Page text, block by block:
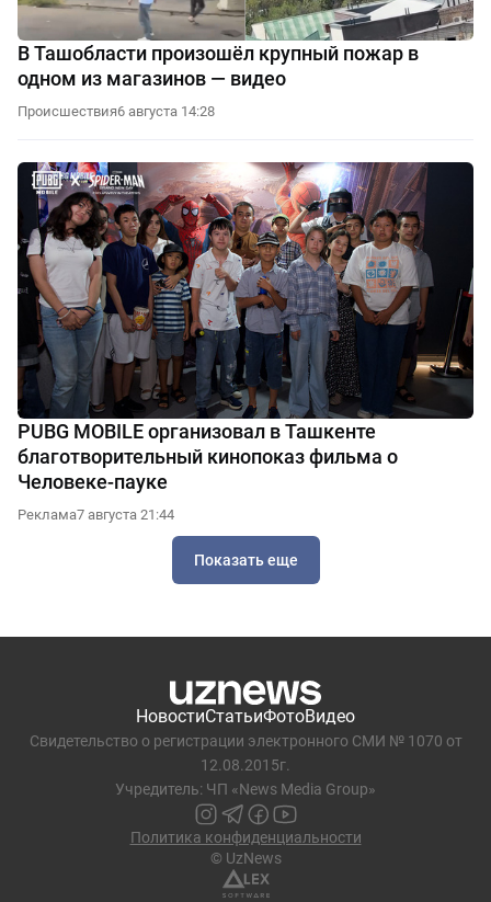
В Ташобласти произошёл крупный пожар в
одном из магазинов — видео
Происшествия6 августа 14:28
PUBG MOBILE организовал в Ташкенте
благотворительный кинопоказ фильма о
Человеке-пауке
Реклама7 августа 21:44
Показать еще
НовостиСтатьиФотоВидео
Свидетельство о регистрации электронного СМИ № 1070 от
12.08.2015г.
Учредитель: ЧП «News Media Group»
Политика конфиденциальности
© UzNews